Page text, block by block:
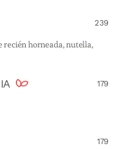
239
recién horneada, nutella,
179
179